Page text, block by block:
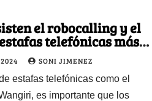
el robocalling y el
telefónicas más
SONI JIMENEZ
estafas telefónicas como el
es importante que los